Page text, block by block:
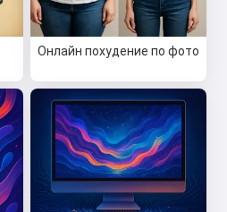
Онлайн похудение по фото